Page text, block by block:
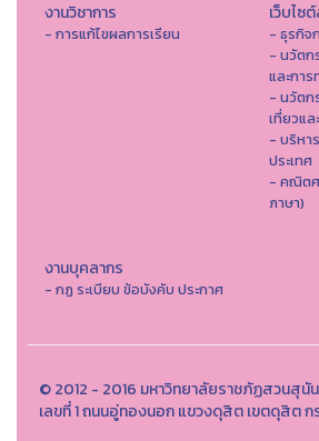
งานวิชาการ
- การแก้ไขผลการเรียน
เว็บไซ
- ธุรกิจ
- นวัตก
และการ
- นวัตก
เที่ยวแ
- บริหา
ประเทศ
- คณิตศ
ภาษา)
งานบุคลากร
- กฏ ระเบียบ ข้อบังคับ ประกาศ
© 2012 - 2016 มหาวิทยาลัยราชภัฏสวนสุนั
เลขที่ 1 ถนนอู่ทองนอก แขวงดุสิต เขตดุสิต